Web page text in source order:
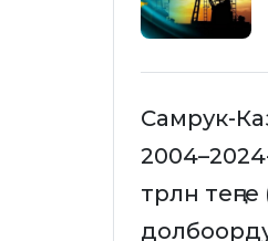
Самрук-
трлн